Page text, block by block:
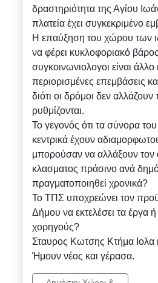
δραστηριότητα της Αγίου
πλατεία έχει συγκεκριμένο
Η επαύξηση του χώρου των
να φέρει κυκλοφοριακό
συγκοινωνιολογοι είναι άλλο
περιορισμένες επεμβάσεις
διότι οι δρόμοι δεν
ρυθμίζονται.
Το γεγονός ότι τα σύνορα
κεντρικά έχουν
μπορούσαν να αλλάξουν τον
κλασματος πράσινο ανά
πραγματοποιηθεί χρονικά?
Το ΤΠΣ υποχρεώνει τον
Δήμου να εκτελέσει τα έργα ή
χορηγούς?
Σταυρος Κωτσης Κτήμα Ιολα
Ήμουν νέος και γέρασα.